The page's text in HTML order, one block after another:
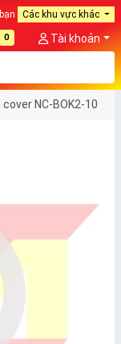
Các khu vực khác
0 Tài khoản
cover NC-BOK2-10